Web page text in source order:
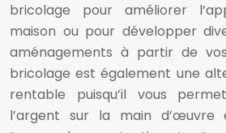
bricolage pour améliorer
maison ou pour développer
aménagements à partir de
bricolage est également une
rentable puisqu’il vous
l’argent sur la main